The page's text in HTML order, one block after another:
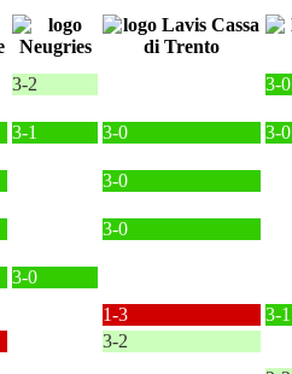
3-2
3-0
3-1 3-0
3-0
3-0
3-0
3-0
1-3 3-1
3-2